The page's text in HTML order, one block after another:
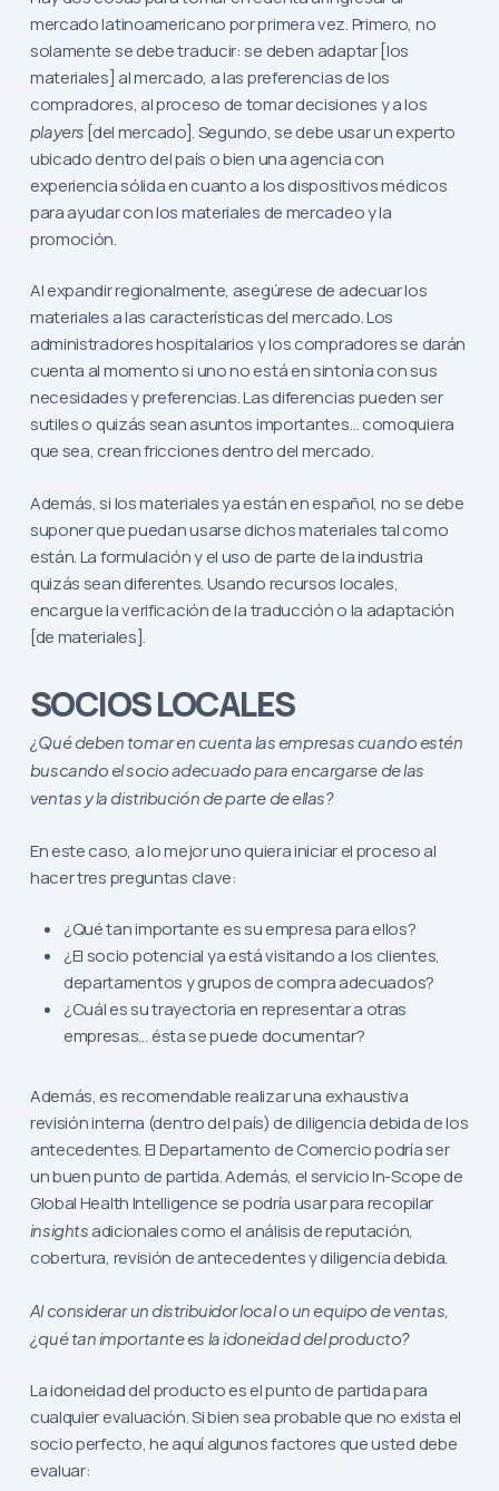
mercado latinoamericano por primera vez. Primero, no
solamente se debe traducir: se deben adaptar [los
materiales] al mercado, a las preferencias de los
compradores, al proceso de tomar decisiones y a los
players [del mercado]. Segundo, se debe usar un experto
ubicado dentro del país o bien una agencia con
experiencia sólida en cuanto a los dispositivos médicos
para ayudar con los materiales de mercadeo y la
promoción.
Al expandir regionalmente, asegúrese de adecuar los
materiales a las características del mercado. Los
administradores hospitalarios y los compradores se darán
cuenta al momento si uno no está en sintonía con sus
necesidades y preferencias. Las diferencias pueden ser
sutiles o quizás sean asuntos importantes… comoquiera
que sea, crean fricciones dentro del mercado.
Además, si los materiales ya están en español, no se debe
suponer que puedan usarse dichos materiales tal como
están. La formulación y el uso de parte de la industria
quizás sean diferentes. Usando recursos locales,
encargue la verificación de la traducción o la adaptación
[de materiales].
SOCIOS LOCALES
¿Qué deben tomar en cuenta las empresas cuando estén
buscando el socio adecuado para encargarse de las
ventas y la distribución de parte de ellas?
En este caso, a lo mejor uno quiera iniciar el proceso al
hacer tres preguntas clave:
¿Qué tan importante es su empresa para ellos?
¿El socio potencial ya está visitando a los clientes,
departamentos y grupos de compra adecuados?
¿Cuál es su trayectoria en representar a otras
empresas… ésta se puede documentar?
Además, es recomendable realizar una exhaustiva
revisión interna (dentro del país) de diligencia debida de los
antecedentes. El Departamento de Comercio podría ser
un buen punto de partida. Además, el servicio In-Scope de
Global Health Intelligence se podría usar para recopilar
insights adicionales como el análisis de reputación,
cobertura, revisión de antecedentes y diligencia debida.
Al considerar un distribuidor local o un equipo de ventas,
¿qué tan importante es la idoneidad del producto?
La idoneidad del producto es el punto de partida para
cualquier evaluación. Si bien sea probable que no exista el
socio perfecto, he aquí algunos factores que usted debe
evaluar: